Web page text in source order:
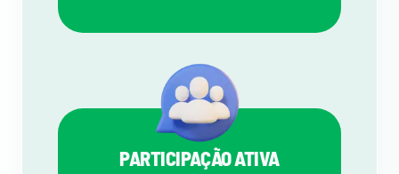
PARTICIPAÇÃO ATIVA